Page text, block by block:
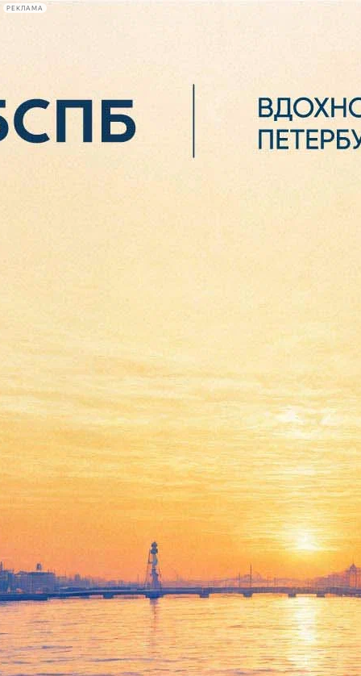
РЕКЛАМА
Сегодня:
2026.08.06
Концерт «Оперетта гала»